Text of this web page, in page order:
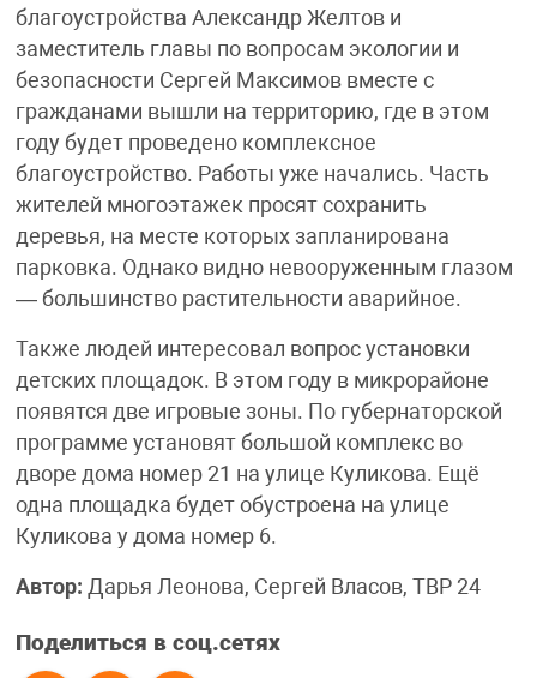
благоустройства Александр Желтов и
заместитель главы по вопросам экологии и
безопасности Сергей Максимов вместе с
гражданами вышли на территорию, где в этом
году будет проведено комплексное
благоустройство. Работы уже начались. Часть
жителей многоэтажек просят сохранить
деревья, на месте которых запланирована
парковка. Однако видно невооруженным глазом
— большинство растительности аварийное.
Также людей интересовал вопрос установки
детских площадок. В этом году в микрорайоне
появятся две игровые зоны. По губернаторской
программе установят большой комплекс во
дворе дома номер 21 на улице Куликова. Ещё
одна площадка будет обустроена на улице
Куликова у дома номер 6.
Автор: Дарья Леонова, Сергей Власов, ТВР 24
Поделиться в соц.сетях